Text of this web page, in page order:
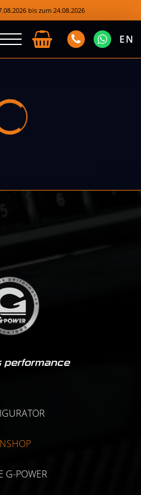
bis zum 24.08.2026
EN
performance
G-POWER